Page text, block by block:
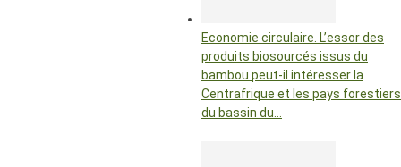
Economie circulaire. L’essor des
produits biosourcés issus du
bambou peut-il intéresser la
Centrafrique et les pays forestiers
du bassin du…